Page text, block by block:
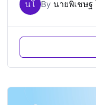
นโ By นายพิเชษฐ